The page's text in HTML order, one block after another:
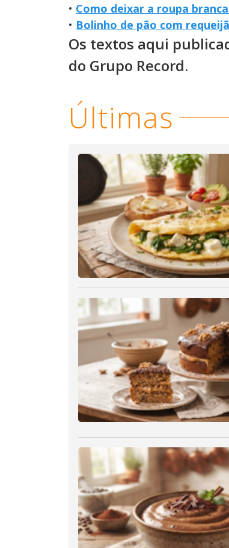
• Como deixar a roupa
• Bolinho de pão com
Os textos aqui
do Grupo Record.
Últimas